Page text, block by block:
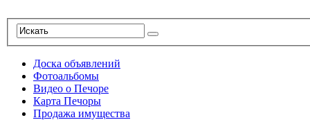
Доска объявлений
Фотоальбомы
Видео о Печоре
Карта Печоры
Продажа имущества